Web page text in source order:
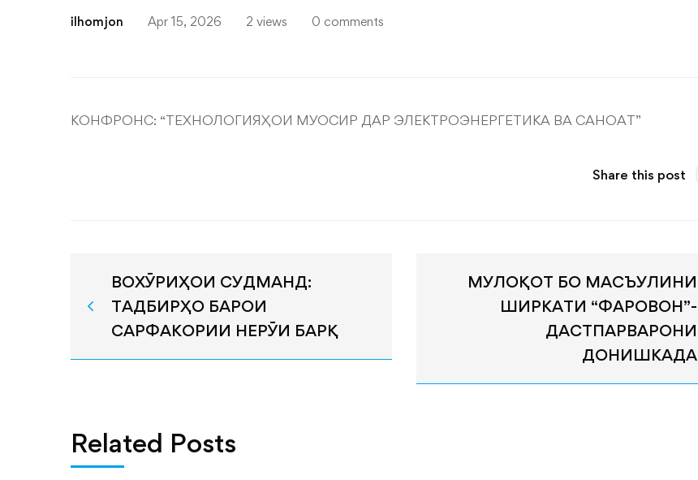
ilhomjon Apr 15, 2026 2 views 0 comments
КОНФРОНС: “ТЕХНОЛОГИЯҲОИ МУОСИР ДАР ЭЛЕКТРОЭНЕРГЕТИКА ВА САНОАТ”
Share this post
ВОХӮРИҲОИ СУДМАНД:
ТАДБИРҲО БАРОИ
САРФАКОРИИ НЕРӮИ БАРҚ
МУЛОҚОТ БО МАСЪУЛИНИ
ШИРКАТИ “ФАРОВОН”-
ДАСТПАРВАРОНИ
ДОНИШКАДА
Related Posts